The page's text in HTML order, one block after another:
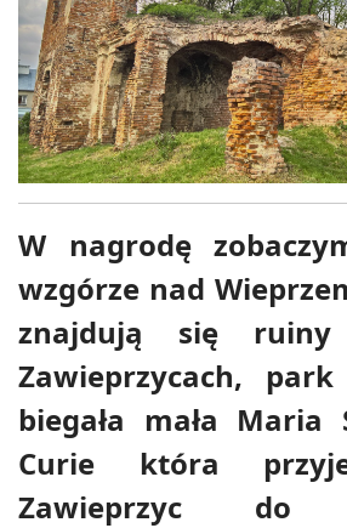
W nagrodę
wzgórze nad
znajdują się
Zawieprzycach,
biegała mała Maria
Curie która
Zawieprzyc do